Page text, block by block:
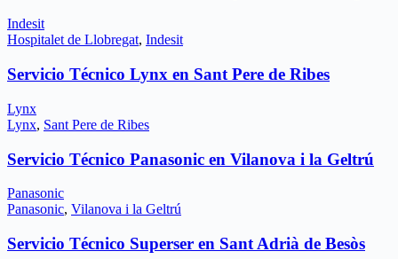
Indesit
Hospitalet de Llobregat, Indesit
Servicio Técnico Lynx en Sant Pere de Ribes
Lynx
Lynx, Sant Pere de Ribes
Servicio Técnico Panasonic en Vilanova i la Geltrú
Panasonic
Panasonic, Vilanova i la Geltrú
Servicio Técnico Superser en Sant Adrià de Besòs